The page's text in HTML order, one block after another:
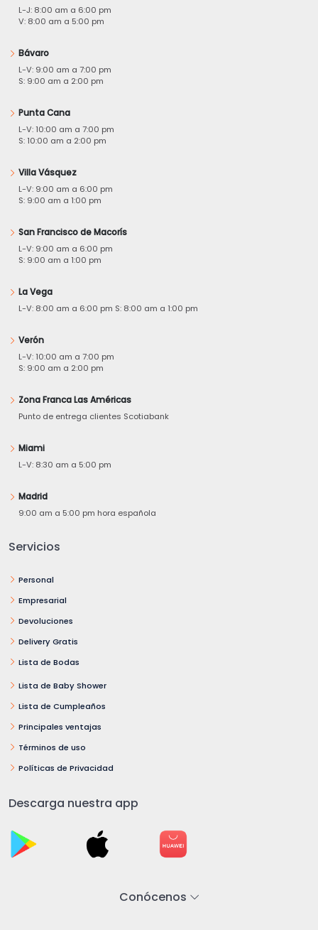
L-J: 8:00 am a 6:00 pm
V: 8:00 am a 5:00 pm
Bávaro
L-V: 9:00 am a 7:00 pm
S: 9:00 am a 2:00 pm
Punta Cana
L-V: 10:00 am a 7:00 pm
S: 10:00 am a 2:00 pm
Villa Vásquez
L-V: 9:00 am a 6:00 pm
S: 9:00 am a 1:00 pm
San Francisco de Macorís
L-V: 9:00 am a 6:00 pm
S: 9:00 am a 1:00 pm
La Vega
L-V: 8:00 am a 6:00 pm S: 8:00 am a 1:00 pm
Verón
L-V: 10:00 am a 7:00 pm
S: 9:00 am a 2:00 pm
Zona Franca Las Américas
Punto de entrega clientes Scotiabank
Miami
L-V: 8:30 am a 5:00 pm
Madrid
9:00 am a 5:00 pm hora española
Servicios
Personal
Empresarial
Devoluciones
Delivery Gratis
Lista de Bodas
Lista de Baby Shower
Lista de Cumpleaños
Principales ventajas
Términos de uso
Políticas de Privacidad
Descarga nuestra app
Conócenos